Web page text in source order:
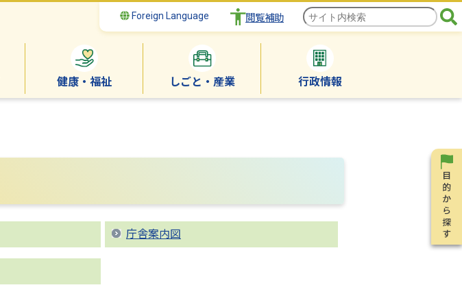
Foreign Language 閲覧補助
健康・福祉 しごと・産業 行政情報
庁舎案内図